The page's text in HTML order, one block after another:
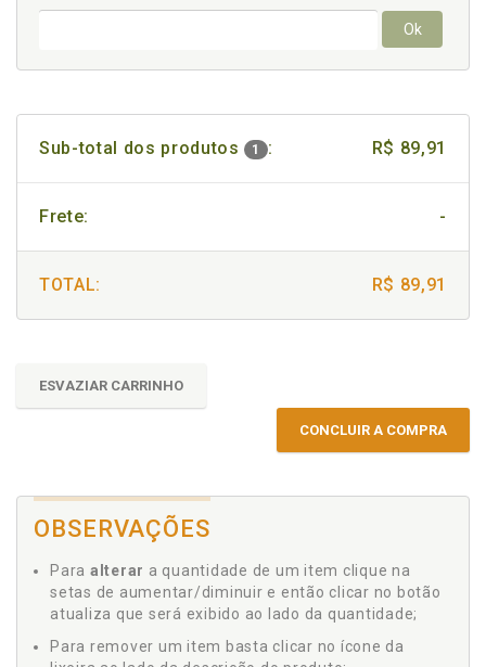
Ok
Sub-total dos produtos 1 : R$ 89,91
Frete: -
TOTAL: R$ 89,91
ESVAZIAR CARRINHO
CONCLUIR A COMPRA
OBSERVAÇÕES
Para alterar a quantidade de um item clique na
setas de aumentar/diminuir e então clicar no botão
atualiza que será exibido ao lado da quantidade;
Para remover um item basta clicar no ícone da